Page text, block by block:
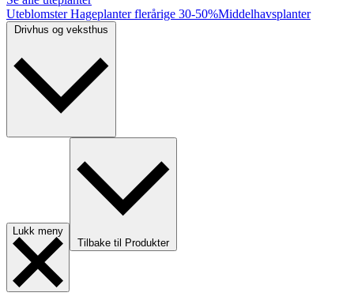
UteblomsterHageplanter flerårige 30-50%Middelhavsplanter
Lukk meny
Tilbake til Produkter